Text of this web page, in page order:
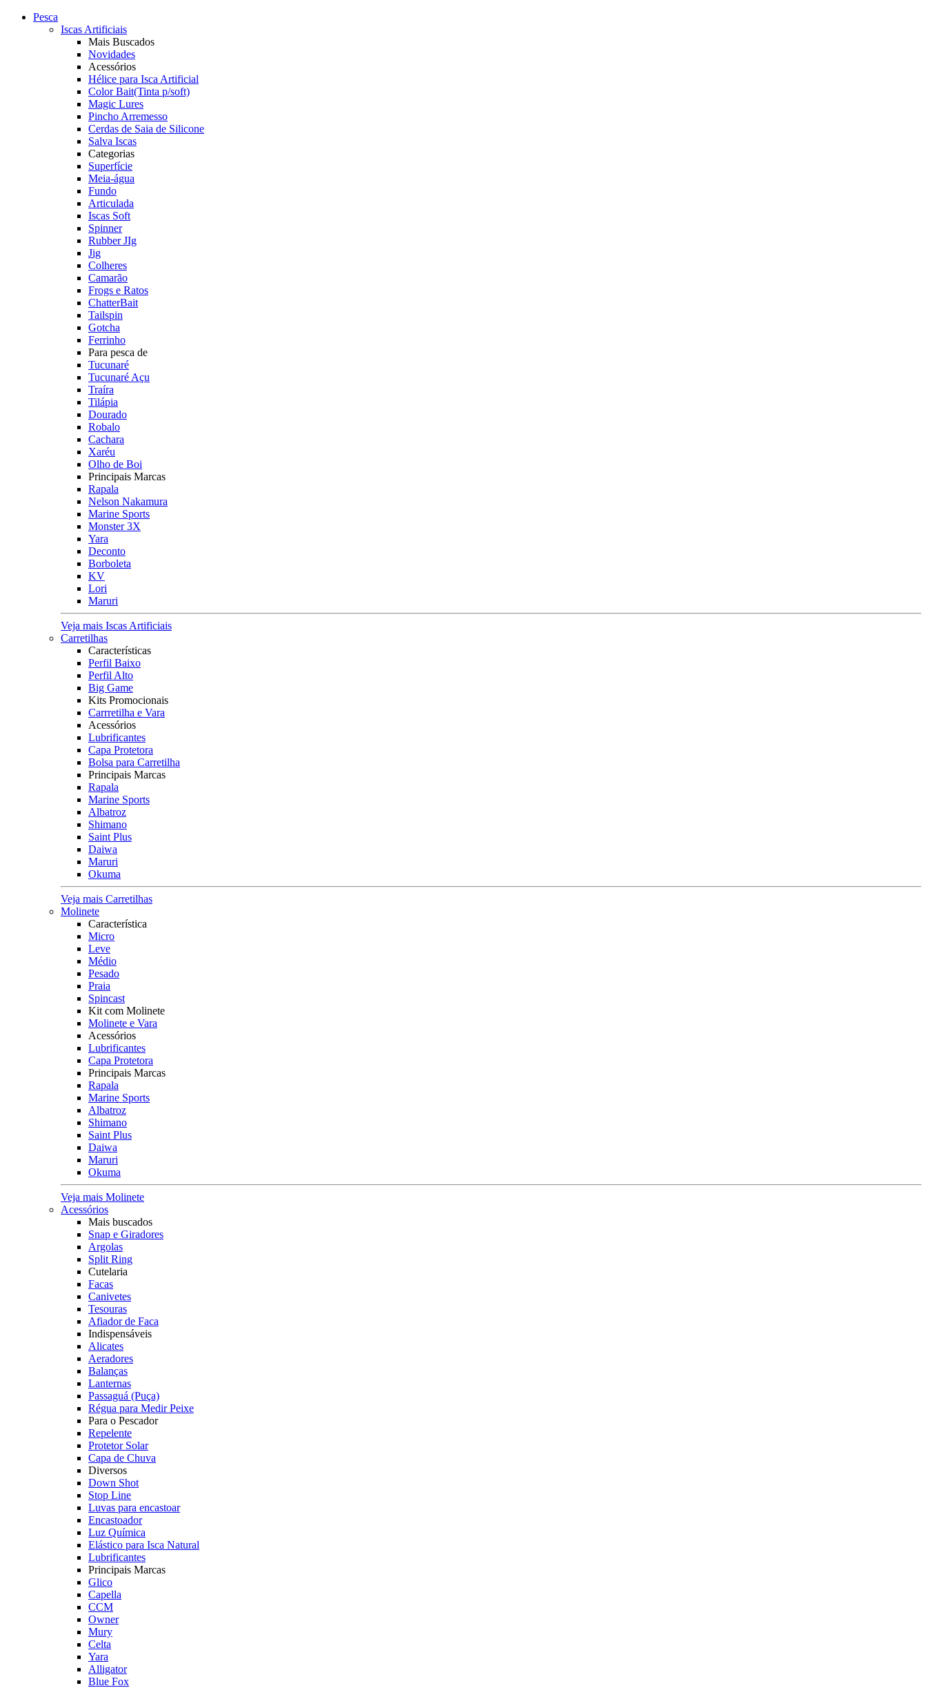
Pesca
Iscas Artificiais
Mais Buscados
Novidades
Acessórios
Hélice para Isca Artificial
Color Bait(Tinta p/soft)
Magic Lures
Pincho Arremesso
Cerdas de Saia de Silicone
Salva Iscas
Categorias
Superfície
Meia-água
Fundo
Articulada
Iscas Soft
Spinner
Rubber JIg
Jig
Colheres
Camarão
Frogs e Ratos
ChatterBait
Tailspin
Gotcha
Ferrinho
Para pesca de
Tucunaré
Tucunaré Açu
Traíra
Tilápia
Dourado
Robalo
Cachara
Xaréu
Olho de Boi
Principais Marcas
Rapala
Nelson Nakamura
Marine Sports
Monster 3X
Yara
Deconto
Borboleta
KV
Lori
Maruri
Veja mais Iscas Artificiais
Carretilhas
Características
Perfil Baixo
Perfil Alto
Big Game
Kits Promocionais
Carrretilha e Vara
Acessórios
Lubrificantes
Capa Protetora
Bolsa para Carretilha
Principais Marcas
Rapala
Marine Sports
Albatroz
Shimano
Saint Plus
Daiwa
Maruri
Okuma
Veja mais Carretilhas
Molinete
Característica
Micro
Leve
Médio
Pesado
Praia
Spincast
Kit com Molinete
Molinete e Vara
Acessórios
Lubrificantes
Capa Protetora
Principais Marcas
Rapala
Marine Sports
Albatroz
Shimano
Saint Plus
Daiwa
Maruri
Okuma
Veja mais Molinete
Acessórios
Mais buscados
Snap e Giradores
Argolas
Split Ring
Cutelaria
Facas
Canivetes
Tesouras
Afiador de Faca
Indispensáveis
Alicates
Aeradores
Balanças
Lanternas
Passaguá (Puça)
Régua para Medir Peixe
Para o Pescador
Repelente
Protetor Solar
Capa de Chuva
Diversos
Down Shot
Stop Line
Luvas para encastoar
Encastoador
Luz Química
Elástico para Isca Natural
Lubrificantes
Principais Marcas
Glico
Capella
CCM
Owner
Mury
Celta
Yara
Alligator
Blue Fox